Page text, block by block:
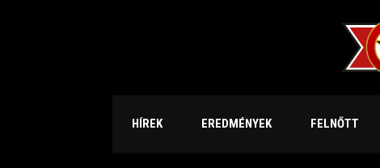
HÍREK EREDMÉNYEK FELNŐTT